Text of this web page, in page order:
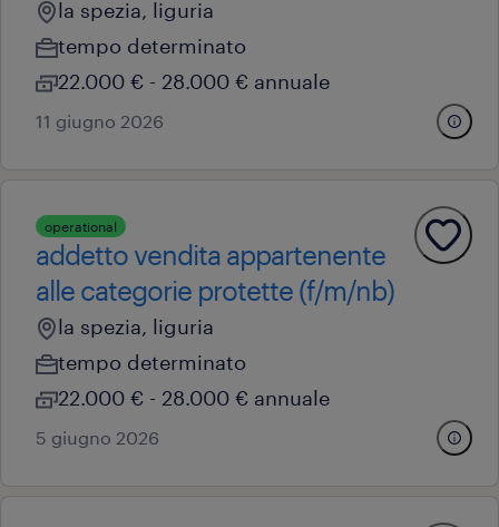
la spezia, liguria
tempo determinato
22.000 € - 28.000 € annuale
11 giugno 2026
operational
addetto vendita appartenente
alle categorie protette (f/m/nb)
la spezia, liguria
tempo determinato
22.000 € - 28.000 € annuale
5 giugno 2026